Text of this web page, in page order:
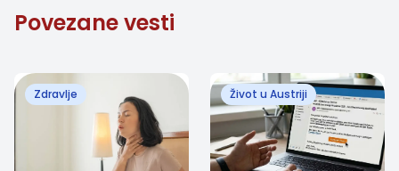
Povezane vesti
Zdravlje Život u Austriji